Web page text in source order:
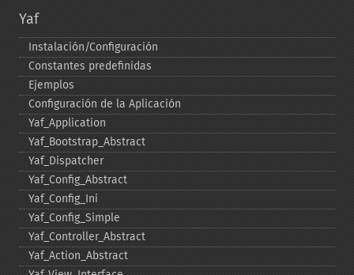
Yaf
Instalación/Configuración
Constantes predefinidas
Ejemplos
Configuración de la Aplicación
Yaf_​Application
Yaf_​Bootstrap_​Abstract
Yaf_​Dispatcher
Yaf_​Config_​Abstract
Yaf_​Config_​Ini
Yaf_​Config_​Simple
Yaf_​Controller_​Abstract
Yaf_​Action_​Abstract